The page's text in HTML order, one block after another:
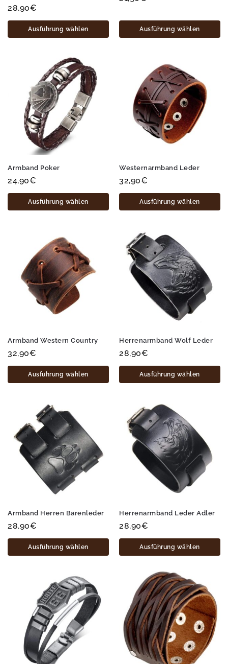
28,90€
Ausführung wählen Ausführung wählen
Armband Poker
24,90€
Ausführung wählen
Westernarmband Leder
32,90€
Ausführung wählen
Armband Western Country
32,90€
Ausführung wählen
Herrenarmband Wolf Leder
28,90€
Ausführung wählen
Armband Herren Bärenleder
28,90€
Ausführung wählen
Herrenarmband Leder Adler
28,90€
Ausführung wählen